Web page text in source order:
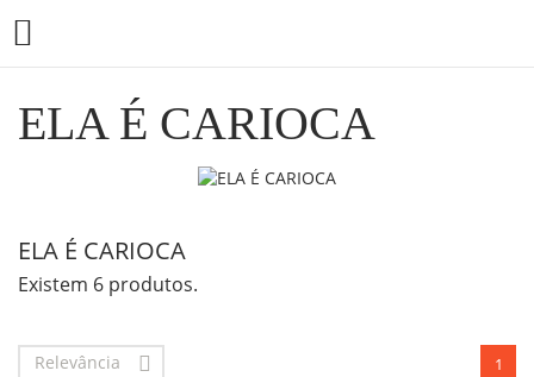

ELA É CARIOCA
ELA É CARIOCA
Existem 6 produtos.
Relevância  1